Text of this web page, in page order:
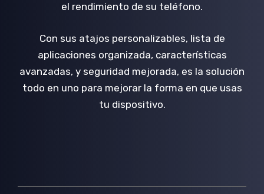
el rendimiento de su teléfono.
Con sus atajos personalizables, lista de
aplicaciones organizada, características
avanzadas, y seguridad mejorada, es la solución
todo en uno para mejorar la forma en que usas
tu dispositivo.